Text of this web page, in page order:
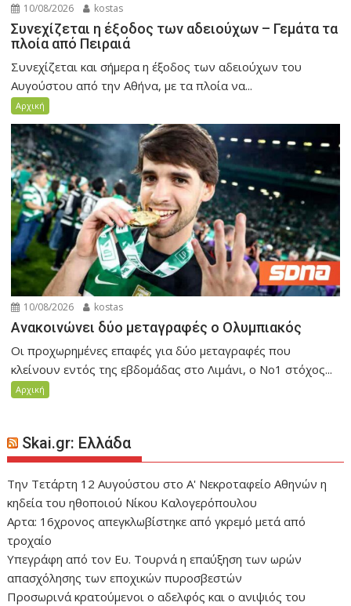
10/08/2026 kostas
Συνεχίζεται η έξοδος των αδειούχων – Γεμάτα τα
πλοία από Πειραιά
Συνεχίζεται και σήμερα η έξοδος των αδειούχων του
Αυγούστου από την Αθήνα, με τα πλοία να...
Αρχική
10/08/2026 kostas
Ανακοινώνει δύο μεταγραφές ο Ολυμπιακός
Οι προχωρημένες επαφές για δύο μεταγραφές που
κλείνουν εντός της εβδομάδας στο Λιμάνι, ο Νο1 στόχος...
Αρχική
Skai.gr: Ελλάδα
Την Τετάρτη 12 Αυγούστου στο Α' Νεκροταφείο Αθηνών η
κηδεία του ηθοποιού Νίκου Καλογερόπουλου
Αρτα: 16χρονος απεγκλωβίστηκε από γκρεμό μετά από
τροχαίο
Υπεγράφη από τον Ευ. Τουρνά η επαύξηση των ωρών
απασχόλησης των εποχικών πυροσβεστών
Προσωρινά κρατούμενοι ο αδελφός και ο ανιψιός του